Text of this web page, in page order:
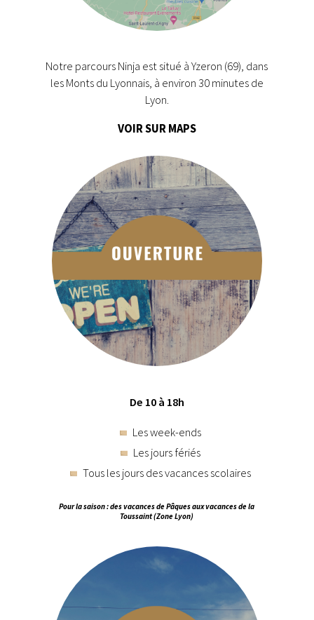
Notre parcours Ninja est situé à Yzeron (69), dans
les Monts du Lyonnais, à environ 30 minutes de
Lyon.
VOIR SUR MAPS
De 10 à 18h
Les week-ends
Les jours fériés
Tous les jours des vacances scolaires
Pour la saison : des vacances de Pâques aux vacances de la
Toussaint (Zone Lyon)